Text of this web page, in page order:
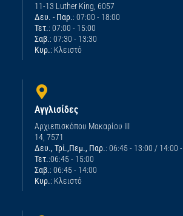
11-13 Luther King, 6057
Δευ. - Παρ.: 07:00 - 18:00
Τετ.: 07:00 - 15:00
Σαβ.: 07:30 - 13:30
Κυρ.: Κλειστό
Αγγλισίδες
Αρχιεπισκόπου Μακαρίου ΙΙΙ
14, 7571
Δευ., Τρί.,Πεμ., Παρ.: 06:45 - 13:00 / 14:00
Τετ.:06:45 - 15:00
Σαβ.: 06:45 - 14:00
Κυρ.: Κλειστό